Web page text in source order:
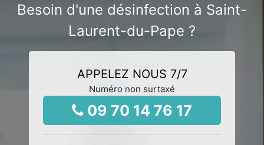
Besoin d'une désinfection à Saint-
Laurent-du-Pape ?
APPELEZ NOUS 7/7
Numéro non surtaxé
09 70 14 76 17